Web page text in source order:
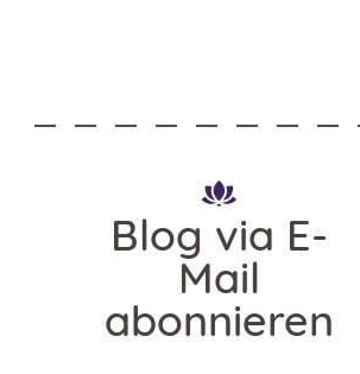
Blog via E-
Mail
abonnieren